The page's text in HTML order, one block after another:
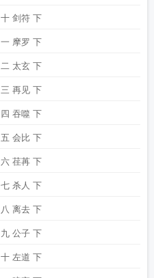
十 剑符 下
一 摩罗 下
二 太玄 下
三 再见 下
四 吞噬 下
五 会比 下
六 荏苒 下
七 杀人 下
八 离去 下
九 公子 下
十 左道 下